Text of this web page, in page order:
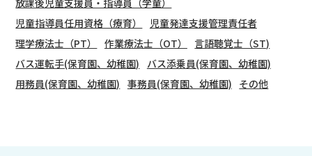
放課後児童支援員・指導員（学童）
児童指導員任用資格（療育）
児童発達支援管理責任者
理学療法士（PT）
作業療法士（OT）
言語聴覚士（ST)
バス運転手(保育園、幼稚園)
バス添乗員(保育園、幼稚園)
用務員(保育園、幼稚園) 事務員(保育園、幼稚園) その他